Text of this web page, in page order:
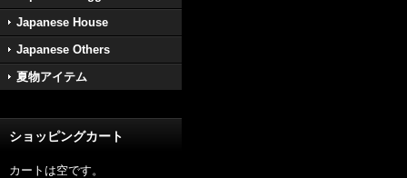
Japanese House
Japanese Others
夏物アイテム
ショッピングカート
カートは空です。